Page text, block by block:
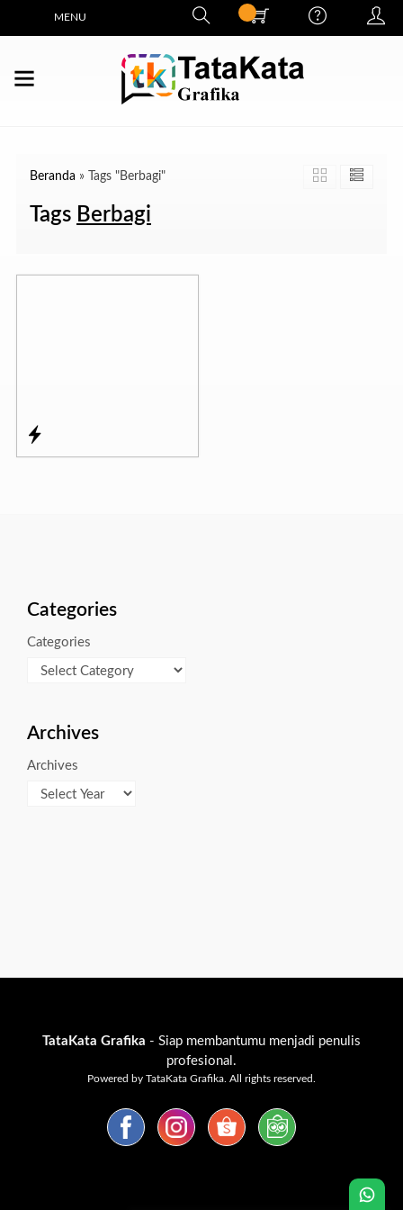
MENU
Beranda » Tags "Berbagi"
Tags Berbagi
Categories
Categories
Archives
Archives
TataKata Grafika - Siap membantumu menjadi penulis
profesional.
Powered by TataKata Grafika. All rights reserved.